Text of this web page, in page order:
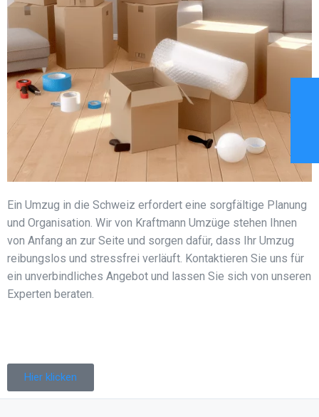
Ein Umzug in die Schweiz erfordert eine sorgfältige Planung
und Organisation. Wir von Kraftmann Umzüge stehen Ihnen
von Anfang an zur Seite und sorgen dafür, dass Ihr Umzug
reibungslos und stressfrei verläuft. Kontaktieren Sie uns für
ein unverbindliches Angebot und lassen Sie sich von unseren
Experten beraten.
Hier klicken